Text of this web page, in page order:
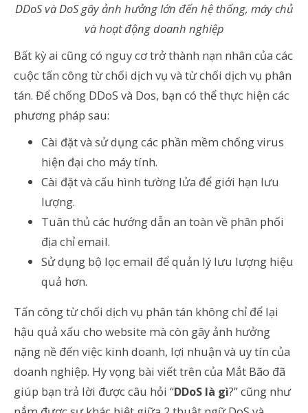
DDoS và DoS gây ảnh hưởng lớn đến hệ thống, máy chủ
và hoạt động doanh nghiệp
Bất kỳ ai cũng có nguy cơ trở thành nạn nhân của các
cuộc tấn công từ chối dịch vụ và từ chối dịch vụ phân
tán. Để chống DDoS và Dos, bạn có thể thực hiện các
phương pháp sau:
Cài đặt và sử dụng các phần mềm chống virus
hiện đại cho máy tính.
Cài đặt và cấu hình tường lửa để giới hạn lưu
lượng.
Tuân thủ các hướng dẫn an toàn về phân phối
địa chỉ email.
Sử dụng bộ lọc email để quản lý lưu lượng hiệu
quả hơn.
Tấn công từ chối dịch vụ phân tán không chỉ để lại
hậu quả xấu cho website mà còn gây ảnh hưởng
nặng nề đến việc kinh doanh, lợi nhuận và uy tín của
doanh nghiệp. Hy vọng bài viết trên của Mắt Bão đã
giúp bạn trả lời được câu hỏi “DDoS là gì?” cũng như